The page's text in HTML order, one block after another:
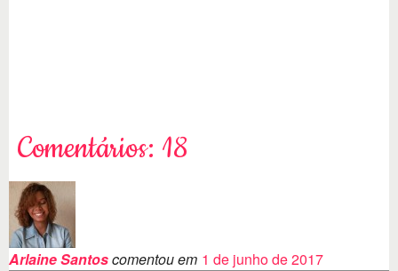
Comentários: 18
Arlaine Santoscomentou em 1 de junho de 2017